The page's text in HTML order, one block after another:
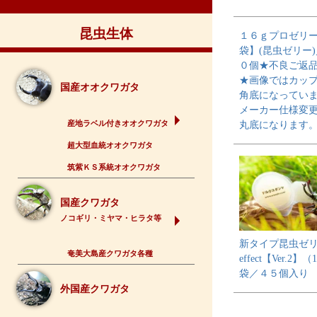
昆虫生体
国産オオクワガタ
産地ラベル付きオオクワガタ
超大型血統オオクワガタ
筑紫ＫＳ系統オオクワガタ
国産クワガタ
ノコギリ・ミヤマ・ヒラタ等
奄美大島産クワガタ各種
外国産クワガタ
１６ｇプロゼリ
袋】(昆虫ゼリー
０個★不良ご返
★画像ではカッ
角底になってい
メーカー仕様変
丸底になります
新タイプ昆虫ゼ
effect【Ver.2】（
袋／４５個入り